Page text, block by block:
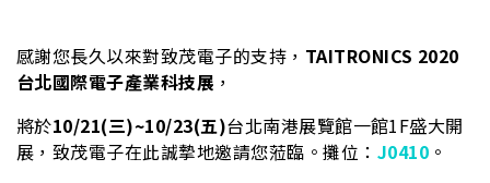
感謝您長久以來對致茂電子的支持， TAITRONICS 2020
台北國際電子產業科技展 ，
將於10/21(三)~10/23(五)台北南港展覽館一館1F盛大開
展，致茂電子在此誠摯地邀請您蒞臨。攤位： J0410 。